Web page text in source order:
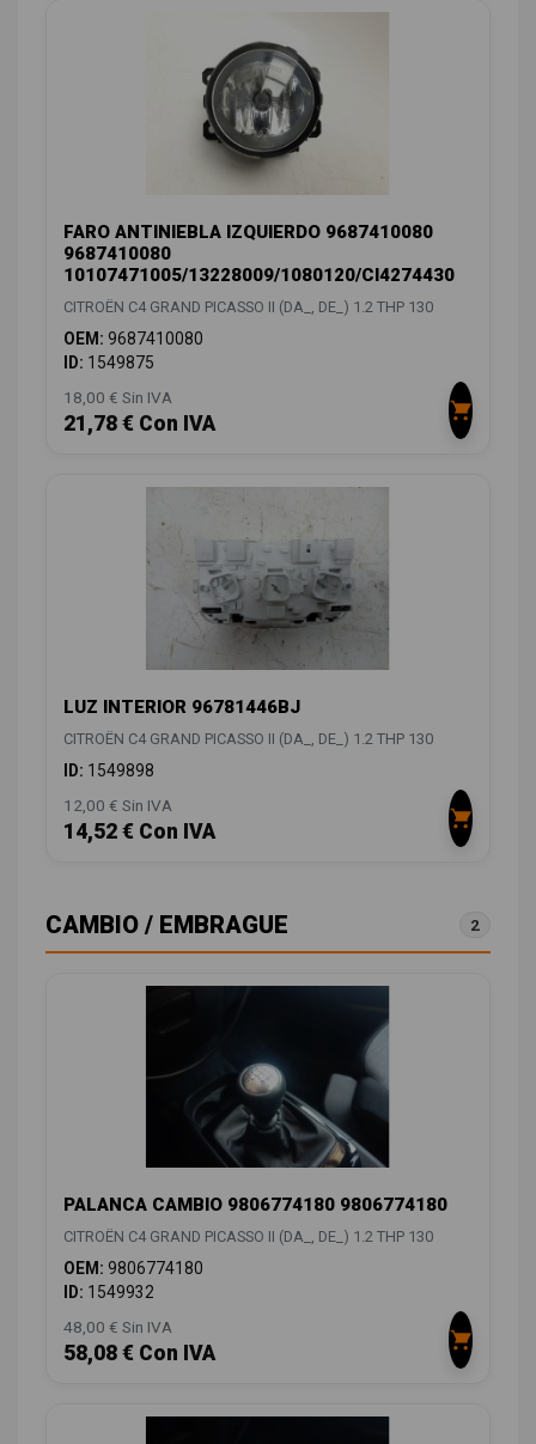
FARO ANTINIEBLA IZQUIERDO 9687410080
9687410080
10107471005/13228009/1080120/CI4274430
CITROËN C4 GRAND PICASSO II (DA_, DE_) 1.2 THP 130
OEM: 9687410080
ID: 1549875
18,00 € Sin IVA
21,78 € Con IVA
LUZ INTERIOR 96781446BJ
CITROËN C4 GRAND PICASSO II (DA_, DE_) 1.2 THP 130
ID: 1549898
12,00 € Sin IVA
14,52 € Con IVA
CAMBIO / EMBRAGUE 2
PALANCA CAMBIO 9806774180 9806774180
CITROËN C4 GRAND PICASSO II (DA_, DE_) 1.2 THP 130
OEM: 9806774180
ID: 1549932
48,00 € Sin IVA
58,08 € Con IVA